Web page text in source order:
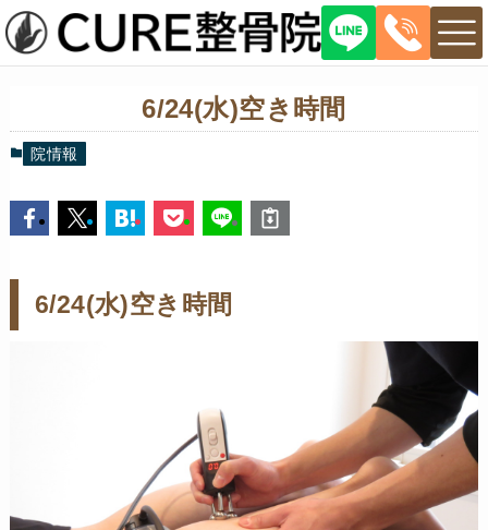
6/24(水)空き時間
院情報
6/24(水)空き時間